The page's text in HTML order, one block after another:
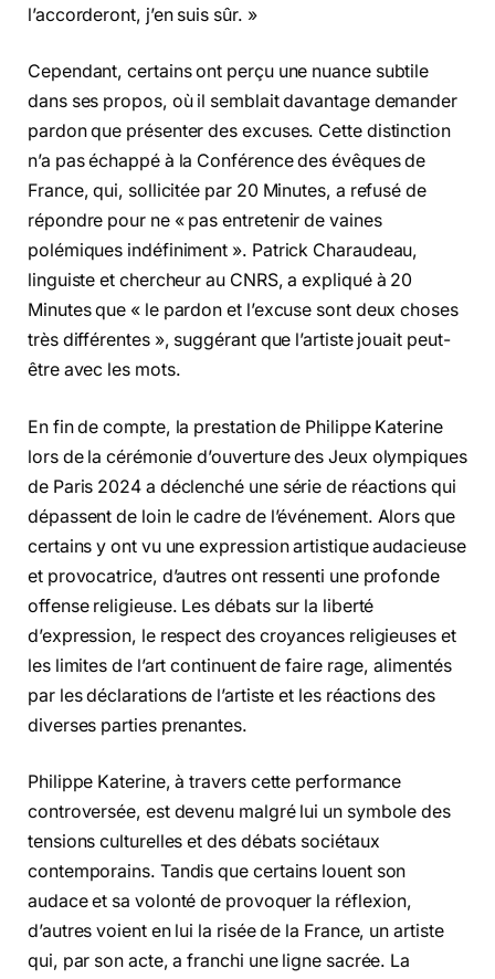
l’accorderont, j’en suis sûr. »
Cependant, certains ont perçu une nuance subtile
dans ses propos, où il semblait davantage demander
pardon que présenter des excuses. Cette distinction
n’a pas échappé à la Conférence des évêques de
France, qui, sollicitée par 20 Minutes, a refusé de
répondre pour ne « pas entretenir de vaines
polémiques indéfiniment ». Patrick Charaudeau,
linguiste et chercheur au CNRS, a expliqué à 20
Minutes que « le pardon et l’excuse sont deux choses
très différentes », suggérant que l’artiste jouait peut-
être avec les mots.
En fin de compte, la prestation de Philippe Katerine
lors de la cérémonie d’ouverture des Jeux olympiques
de Paris 2024 a déclenché une série de réactions qui
dépassent de loin le cadre de l’événement. Alors que
certains y ont vu une expression artistique audacieuse
et provocatrice, d’autres ont ressenti une profonde
offense religieuse. Les débats sur la liberté
d’expression, le respect des croyances religieuses et
les limites de l’art continuent de faire rage, alimentés
par les déclarations de l’artiste et les réactions des
diverses parties prenantes.
Philippe Katerine, à travers cette performance
controversée, est devenu malgré lui un symbole des
tensions culturelles et des débats sociétaux
contemporains. Tandis que certains louent son
audace et sa volonté de provoquer la réflexion,
d’autres voient en lui la risée de la France, un artiste
qui, par son acte, a franchi une ligne sacrée. La